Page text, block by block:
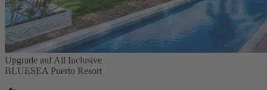
Upgrade auf All Inclusive
BLUESEA Puerto Resort